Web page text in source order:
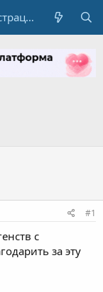
Регистрация
с
за эту